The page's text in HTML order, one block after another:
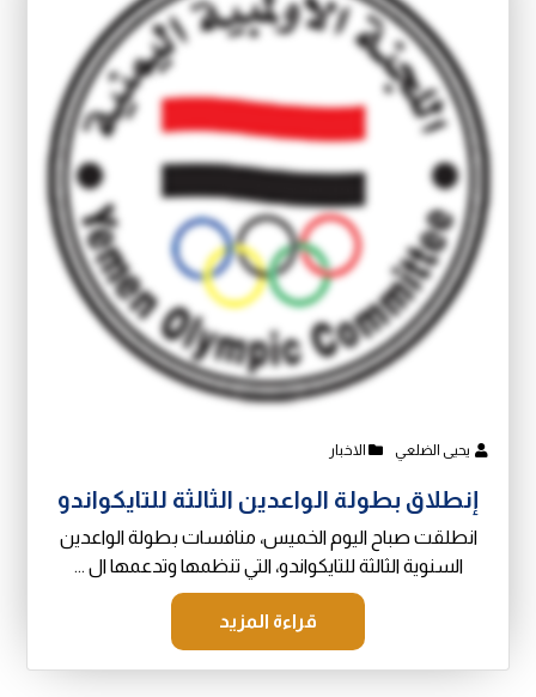
يحيى الضلعي الاخبار
إنطلاق بطولة الواعدين الثالثة للتايكواندو
انطلقت صباح اليوم الخميس، منافسات بطولة الواعدين
السنوية الثالثة للتايكواندو، التي تنظمها وتدعمها ال ...
قراءة المزيد